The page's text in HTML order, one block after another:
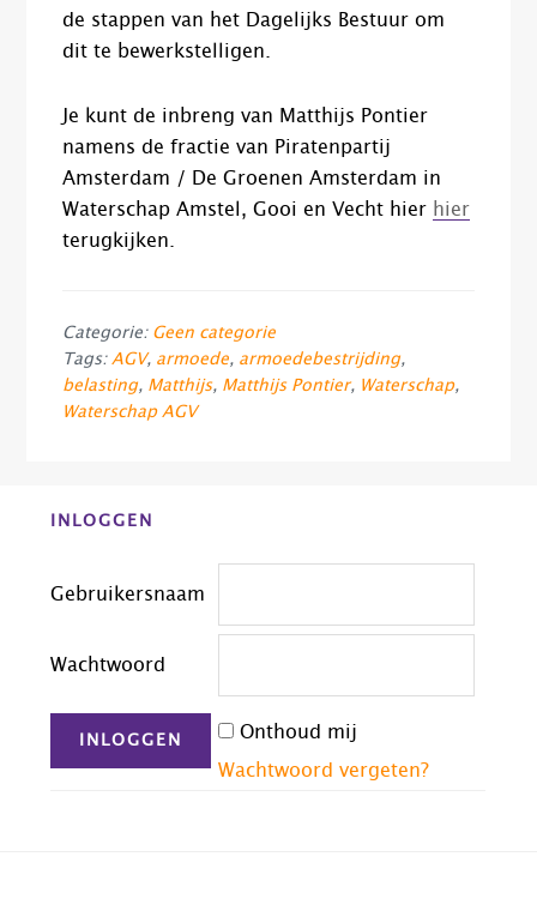
de stappen van het Dagelijks Bestuur om
dit te bewerkstelligen.
Je kunt de inbreng van Matthijs Pontier
namens de fractie van Piratenpartij
Amsterdam​ / De Groenen Amsterdam​ in
Waterschap Amstel, Gooi en Vecht​ hier hier
terugkijken.
Categorie: Geen categorie
Tags: AGV, armoede, armoedebestrijding,
belasting, Matthijs, Matthijs Pontier, Waterschap,
Waterschap AGV
Before
INLOGGEN
Gebruikersnaam
Wachtwoord
Onthoud mij
Wachtwoord vergeten?